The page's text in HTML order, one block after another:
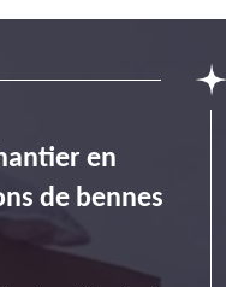
en
de bennes